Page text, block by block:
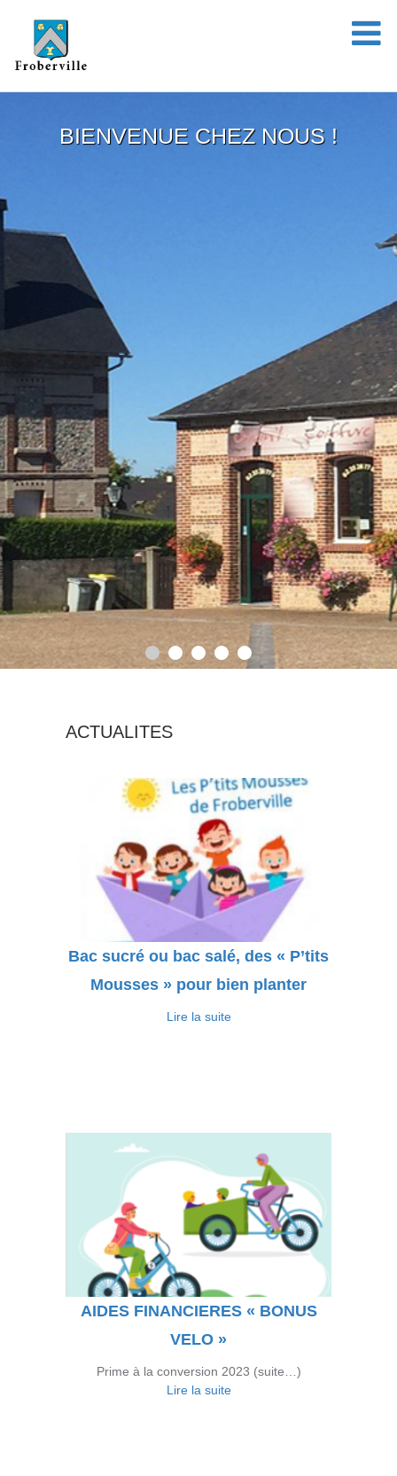
BIENVENUE CHEZ NOUS !
ACTUALITES
Bac sucré ou bac salé, des « P’tits
Mousses » pour bien planter
Lire la suite
AIDES FINANCIERES « BONUS
VELO »
Prime à la conversion 2023 (suite…)
Lire la suite